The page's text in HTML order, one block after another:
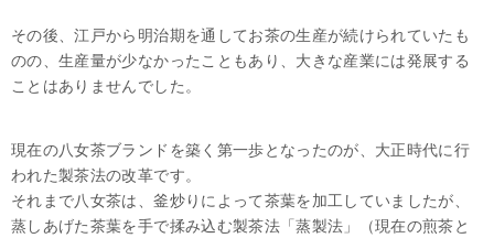
その後、江戸から明治期を通してお茶の生産が続けられていたも
のの、生産量が少なかったこともあり、大きな産業には発展する
ことはありませんでした。
現在の八女茶ブランドを築く第一歩となったのが、大正時代に行
われた製茶法の改革です。
それまで八女茶は、釜炒りによって茶葉を加工していましたが、
蒸しあげた茶葉を手で揉み込む製茶法「蒸製法」（現在の煎茶と